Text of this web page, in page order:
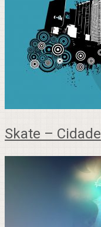
Skate – Cidade